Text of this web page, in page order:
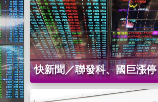
快新聞／聯發科、國巨漲
股一枝獨秀漲266點 不理
林口平價小火鍋超高CP值
最低190元自助吧飲料冰品